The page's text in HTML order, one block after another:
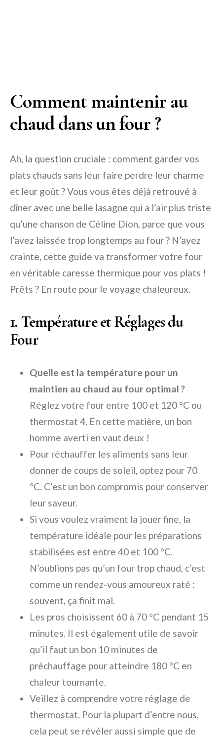
Comment maintenir au
chaud dans un four ?
Ah, la question cruciale : comment garder vos
plats chauds sans leur faire perdre leur charme
et leur goût ? Vous vous êtes déjà retrouvé à
dîner avec une belle lasagne qui a l’air plus triste
qu’une chanson de Céline Dion, parce que vous
l’avez laissée trop longtemps au four ? N’ayez
crainte, cette guide va transformer votre four
en véritable caresse thermique pour vos plats !
Prêts ? En route pour le voyage chaleureux.
1. Température et Réglages du
Four
Quelle est la température pour un
maintien au chaud au four optimal ?
Réglez votre four entre 100 et 120 °C ou
thermostat 4. En cette matière, un bon
homme averti en vaut deux !
Pour réchauffer les aliments sans leur
donner de coups de soleil, optez pour 70
°C. C’est un bon compromis pour conserver
leur saveur.
Si vous voulez vraiment la jouer fine, la
température idéale pour les préparations
stabilisées est entre 40 et 100 °C.
N’oublions pas qu’un four trop chaud, c’est
comme un rendez-vous amoureux raté :
souvent, ça finit mal.
Les pros choisissent 60 à 70 °C pendant 15
minutes. Il est également utile de savoir
qu’il faut un bon 10 minutes de
préchauffage pour atteindre 180 °C en
chaleur tournante.
Veillez à comprendre votre réglage de
thermostat. Pour la plupart d’entre nous,
cela peut se révéler aussi simple que de